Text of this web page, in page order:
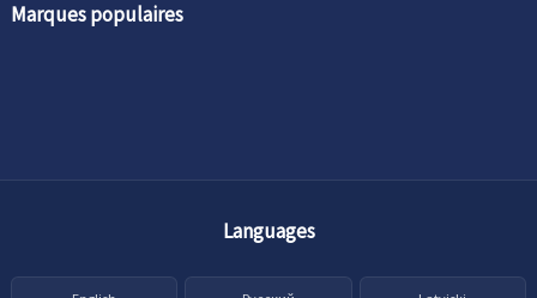
Marques populaires
Languages